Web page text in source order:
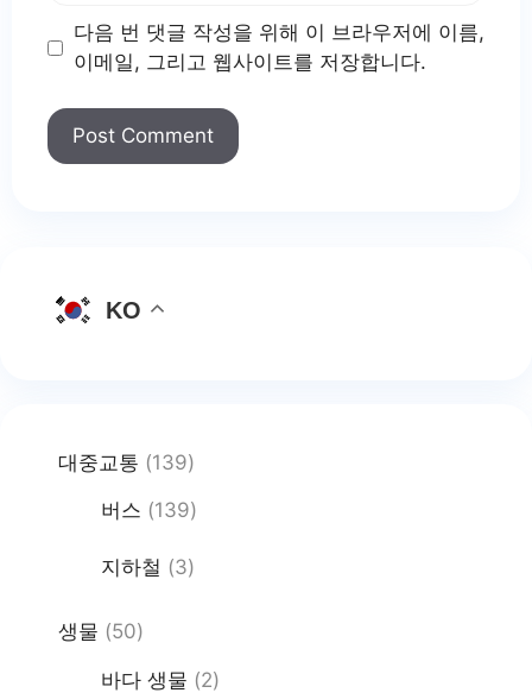
다음 번 댓글 작성을 위해 이 브라우저에 이름,
이메일, 그리고 웹사이트를 저장합니다.
KO
대중교통 (139)
버스 (139)
지하철 (3)
생물 (50)
바다 생물 (2)